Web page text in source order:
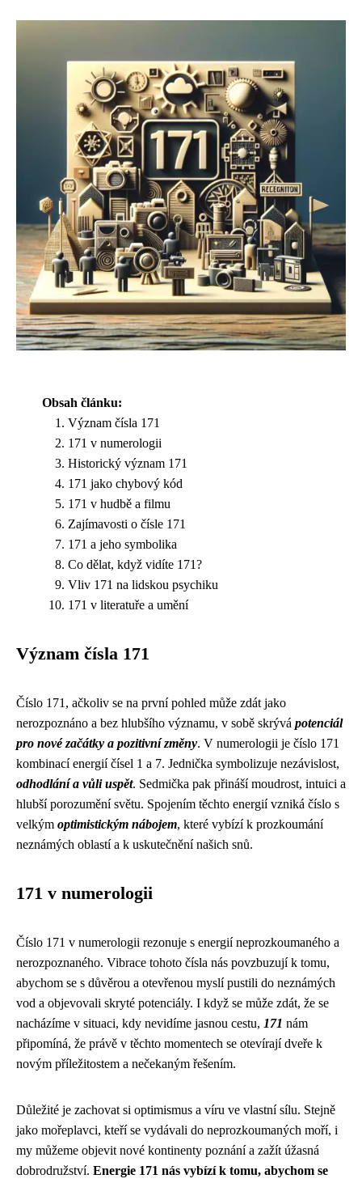
Obsah článku:
Význam čísla 171
171 v numerologii
Historický význam 171
171 jako chybový kód
171 v hudbě a filmu
Zajímavosti o čísle 171
171 a jeho symbolika
Co dělat, když vidíte 171?
Vliv 171 na lidskou psychiku
171 v literatuře a umění
Význam čísla 171
Číslo 171, ačkoliv se na první pohled může zdát jako
nerozpoznáno a bez hlubšího významu, v sobě skrývá potenciál
pro nové začátky a pozitivní změny. V numerologii je číslo 171
kombinací energií čísel 1 a 7. Jednička symbolizuje nezávislost,
odhodlání a vůli uspět. Sedmička pak přináší moudrost, intuici a
hlubší porozumění světu. Spojením těchto energií vzniká číslo s
velkým optimistickým nábojem, které vybízí k prozkoumání
neznámých oblastí a k uskutečnění našich snů.
171 v numerologii
Číslo 171 v numerologii rezonuje s energií neprozkoumaného a
nerozpoznaného. Vibrace tohoto čísla nás povzbuzují k tomu,
abychom se s důvěrou a otevřenou myslí pustili do neznámých
vod a objevovali skryté potenciály. I když se může zdát, že se
nacházíme v situaci, kdy nevidíme jasnou cestu, 171 nám
připomíná, že právě v těchto momentech se otevírají dveře k
novým příležitostem a nečekaným řešením.
Důležité je zachovat si optimismus a víru ve vlastní sílu. Stejně
jako mořeplavci, kteří se vydávali do neprozkoumaných moří, i
my můžeme objevit nové kontinenty poznání a zažít úžasná
dobrodružství. Energie 171 nás vybízí k tomu, abychom se